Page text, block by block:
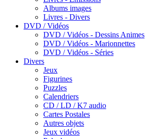
Albums images
Livres - Divers
DVD / Vidéos
DVD / Vidéos - Dessins Animes
DVD / Vidéos - Marionnettes
DVD / Vidéos - Séries
Divers
Jeux
Figurines
Puzzles
Calendriers
CD / LD / K7 audio
Cartes Postales
Autres objets
Jeux vidéos